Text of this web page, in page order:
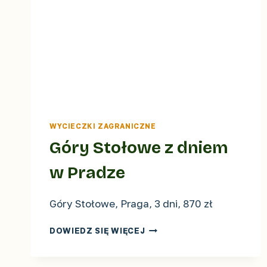
WYCIECZKI ZAGRANICZNE
Góry Stołowe z dniem
w Pradze
Góry Stołowe, Praga, 3 dni, 870 zł
DOWIEDZ SIĘ WIĘCEJGÓRY